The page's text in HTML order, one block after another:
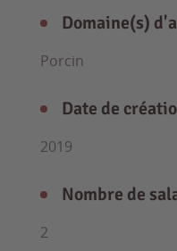
Domaine(s)
Porcin
Date de
2019
Nombre de
2